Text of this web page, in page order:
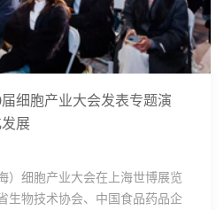
细胞产业大会发表专题演
展
）细胞产业大会在上海世博展览
生物技术协会、中国食品药品企